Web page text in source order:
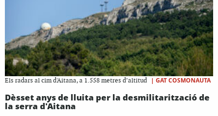
Els radars al cim d'Aitana, a 1.558 metres d’altitud | GAT COSMONAUTA
Dèsset anys de lluita per la desmilitarització de
la serra d'Aitana